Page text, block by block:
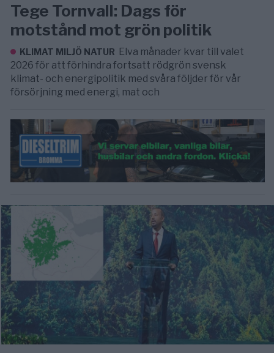
Tege Tornvall: Dags för
motstånd mot grön politik
KLIMAT MILJÖ NATUR Elva månader kvar till valet
2026 för att förhindra fortsatt rödgrön svensk
klimat- och energipolitik med svåra följder för vår
försörjning med energi, mat och